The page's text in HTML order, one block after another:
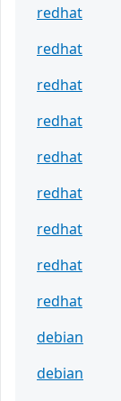
redhat
redhat
redhat
redhat
redhat
redhat
redhat
redhat
redhat
debian
debian